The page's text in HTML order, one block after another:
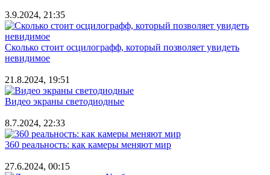
3.9.2024, 21:35
Сколько стоит осцилографф, который позволяет увидеть
невидимое
21.8.2024, 19:51
Видео экраны светодиодные
8.7.2024, 22:33
360 реальность: как камеры меняют мир
27.6.2024, 00:15